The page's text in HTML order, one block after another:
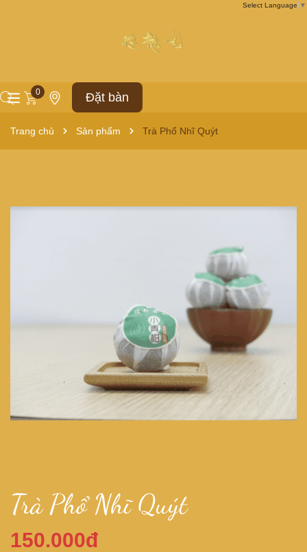
0 Đặt bàn
Select Language ▼
Trang chủ Sản phẩm Trà Phổ Nhĩ Quýt
Trà Phổ Nhĩ Quýt
150.000đ